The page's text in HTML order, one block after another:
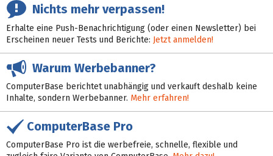
Nichts mehr verpassen!
Erhalte eine Push-Benachrichtigung (oder einen Newsletter) bei
Erscheinen neuer Tests und Berichte: Jetzt anmelden!
Warum Werbebanner?
ComputerBase berichtet unabhängig und verkauft deshalb keine
Inhalte, sondern Werbebanner. Mehr erfahren!
ComputerBase Pro
ComputerBase Pro ist die werbefreie, schnelle, flexible und